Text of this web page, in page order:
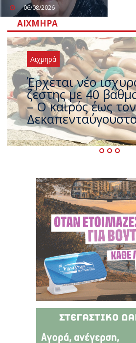
06/08/2026
ΑΙΧΜΗΡΆ
Αιχμηρά
Άφαντος ο
που η χώρα